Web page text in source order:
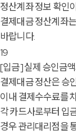
정산계좌 정보 확인
결제대금 정산계좌
바랍니다.
19
[입금]실제 승인금
결제대금 정산은 승
이내 결제수수료를
각 카드사로부터 입
경우 관리대리점을